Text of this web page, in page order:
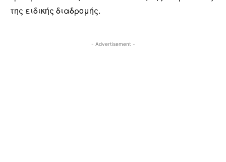
της ειδικής διαδρομής.
- Advertisement -